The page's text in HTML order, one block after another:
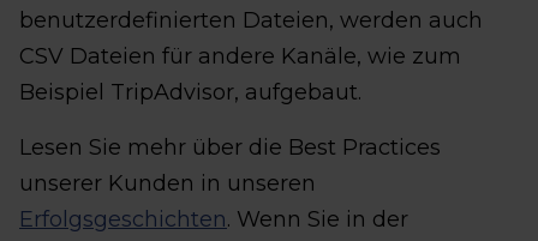
benutzerdefinierten Dateien, werden auch
CSV Dateien für andere Kanäle, wie zum
Beispiel TripAdvisor, aufgebaut.
Lesen Sie mehr über die Best Practices
unserer Kunden in unseren
Erfolgsgeschichten. Wenn Sie in der